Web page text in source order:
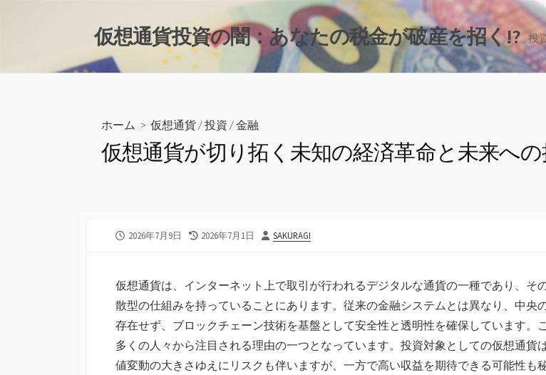
仮想通貨投資の闇：あなたの税金が破産を招く!? 投
ホーム > 仮想通貨 /投資 /金融
仮想通貨が切り拓く未知の経済革命と未来へ
公
2026年7月9日
最
日
2026年7月1日
投
SAKURAGI
仮想通貨は、インターネット上で取引が行われるデジタルな通貨の一種であり、そ
散型の仕組みを持っていることにあります。 従来の金融システムとは異なり、中央
存在せず、ブロックチェーン技術を基盤として安全性と透明性を確保しています。こ
多くの人々から注目される理由の一つとなっています。投資対象としての仮想通貨
値変動の大きさゆえにリスクも伴いますが、一方で高い収益を期待できる可能性も